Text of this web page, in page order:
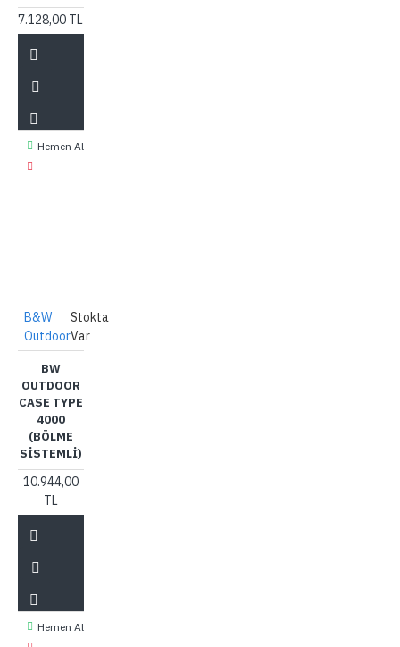
7.128,00 TL
Hemen Al
B&W
Outdoor
Stokta
Var
BW
OUTDOOR
CASE TYPE
4000
(BÖLME
SISTEMLI)
10.944,00
TL
Hemen Al